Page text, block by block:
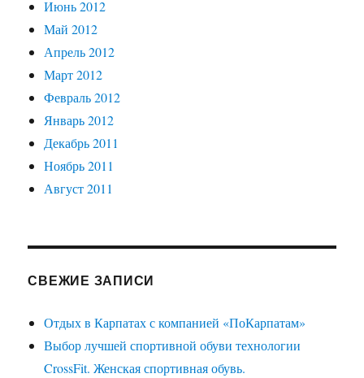
Июнь 2012
Май 2012
Апрель 2012
Март 2012
Февраль 2012
Январь 2012
Декабрь 2011
Ноябрь 2011
Август 2011
СВЕЖИЕ ЗАПИСИ
Отдых в Карпатах с компанией «ПоКарпатам»
Выбор лучшей спортивной обуви технологии
CrossFit. Женская спортивная обувь.